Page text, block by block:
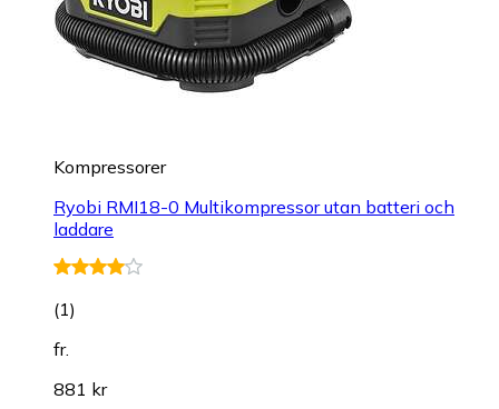
Kompressorer
Ryobi RMI18-0 Multikompressor utan batteri och
laddare
(1)
fr.
881 kr